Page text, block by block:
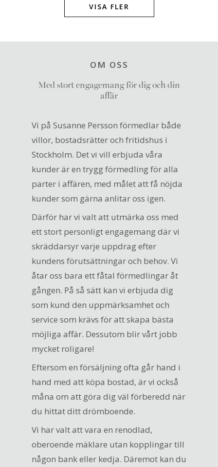
VISA FLER
OM OSS
Med stort engagemang för dig och din
affär
Vi på Susanne Persson förmedlar både
villor, bostadsrätter och fritidshus i
Stockholm. Det vi vill erbjuda våra
kunder är en trygg förmedling för alla
parter i affären, med målet att få nöjda
kunder som gärna anlitar oss igen.
Därför har vi valt att utmärka oss med
ett stort personligt engagemang där vi
skräddarsyr varje uppdrag efter
kundens förutsättningar och behov. Vi
åtar oss bara ett fåtal förmedlingar åt
gången. På så sätt kan vi erbjuda dig
som kund den uppmärksamhet och
service som krävs för att skapa bästa
möjliga affär. Dessutom blir vårt jobb
mycket roligare!
Eftersom en försäljning ofta går hand i
hand med att köpa bostad, är vi också
måna om att göra dig väl förberedd när
du hittat ditt drömboende.
Vi har valt att vara en renodlad,
oberoende mäklare utan kopplingar till
någon bank eller kedja. Däremot kan du